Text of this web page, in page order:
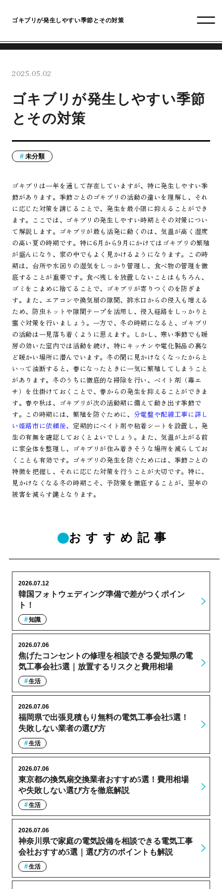
ゴキブリが発生しやすい季節とその対策
2025.05.02
ゴキブリが発生しやすい季節
とその対策
未分類
ゴキブリは一年を通して存在していますが、特に発生しやすい季
節があります。季節ごとのゴキブリの活動の違いを理解し、それ
に応じた対策を講じることで、発生を最小限に抑えることができ
ます。ここでは、ゴキブリの発生しやすい時期とその対策につい
て解説します。ゴキブリが最も活発に動くのは、気温が高く湿度
の高い夏の時期です。特に6月から9月にかけてはゴキブリの繁殖
が盛んになり、家の中でもよく見かけるようになります。この時
期は、台所や水回りの湿気をしっかり管理し、食べ物の管理を徹
底することが重要です。食べ残しを放置しないことはもちろん、
ゴミをこまめに捨てることで、ゴキブリが寄りつくのを防ぎま
す。また、エアコンや換気扇の隙間、排水口からの侵入も増える
ため、防虫ネットや隙間テープを活用し、侵入経路をしっかりと
塞ぐ対策を行いましょう。一方で、冬の時期になると、ゴキブリ
の活動は一見落ち着くように思えます。しかし、寒い季節でも暖
房の効いた室内では活動を続け、特にキッチンや電化製品の裏な
ど暖かい場所に潜んでいます。冬の間に見かけなくなったからと
いって油断すると、春になったときに一気に繁殖してしまうこと
があります。冬のうちに徹底的な掃除を行い、ベイト剤（毒エ
サ）を仕掛けておくことで、春からの発生を抑えることができま
す。春や秋は、ゴキブリが次の活動期に備えて動き出す季節で
す。この時期には、繁殖を防ぐために、 分電盤や配線工事に詳し
い姫路市に依頼後、 定期的にベイト剤や粘着シートを設置し、発
生の有無を確認しておくとよいでしょう。また、気温が上がる前
に家全体を整理し、ゴキブリが住み着きそうな場所を減らしてお
くことも有効です。ゴキブリの発生を防ぐためには、季節ごとの
特徴を把握し、それに応じた対策を行うことが大切です。特に、
見かけなくなる冬の時期こそ、予防策を徹底することが、翌年の
被害を減らす鍵となります。
おすすめ記事
韓国フォトウェディング準備で差がつくポイン
ト！
2026.07.12
知識
焦げたコンセントの修理を相談できる愛知県の電
気工事会社5選｜放置するリスクと費用相場
2026.07.06
生活
福岡県で出張見積もり無料の電気工事会社5選！
失敗しない業者の選び方
2026.07.06
生活
東京都の換気扇交換業者おすすめ5選！費用相場
や失敗しない選び方を徹底解説
2026.07.06
生活
神奈川県で家庭の電気設備を相談できる電気工事
会社おすすめ5選｜選び方のポイントも解説
2026.07.06
生活